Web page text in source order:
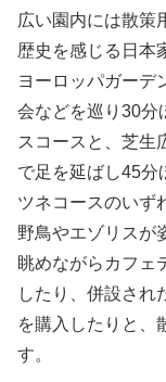
広い園内には散策
歴史を感じる日本
ヨーロッパガーデ
会などを巡り30分
スコースと、芝生
で足を延ばし45分
ツネコースのいず
野鳥やエゾリスが
眺めながらカフェ
したり、併設され
を購入したりと、
す。